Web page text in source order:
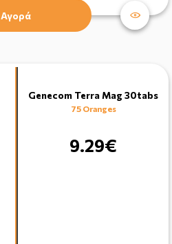
Αγορά
Genecom Terra Mag 30tabs
75 Oranges
9.29€